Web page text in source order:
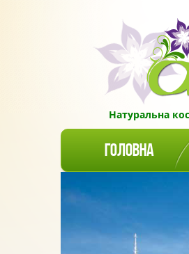
Натуральна
ГОЛОВНА